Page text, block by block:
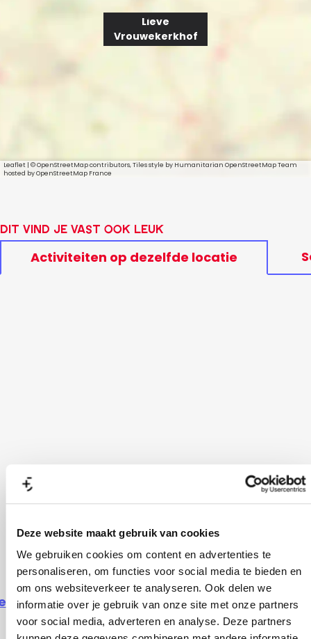
Deze website maakt gebruik van cookies
We gebruiken cookies om content en advertenties te
personaliseren, om functies voor social media te bieden en
om ons websiteverkeer te analyseren. Ook delen we
informatie over je gebruik van onze site met onze partners
voor social media, adverteren en analyse. Deze partners
Lieve
Vrouwekerkhof
Leaflet | © OpenStreetMap contributors, Tiles style by Humanitarian OpenStreetMap Team
hosted by OpenStreetMap France
Dit vind je vast ook leuk
Activiteiten op dezelfde locatie
alle activiteiten